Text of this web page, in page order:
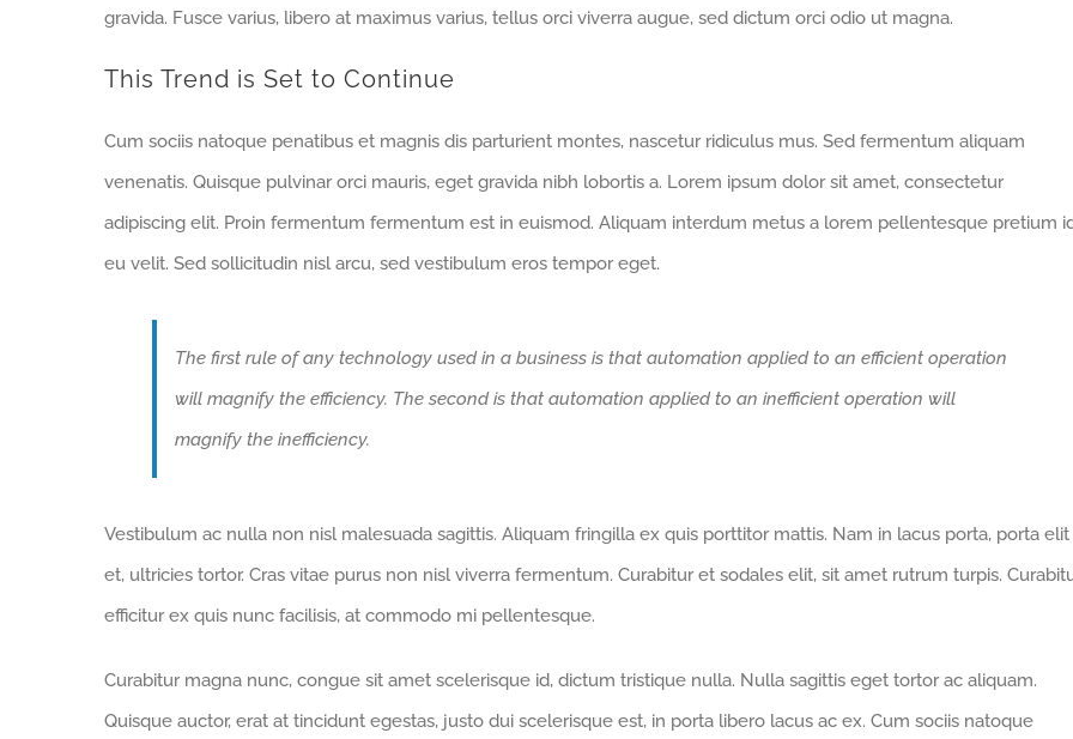
gravida. Fusce varius, libero at maximus varius, tellus orci viverra augue, sed dictum orci odio ut magna.
This Trend is Set to Continue
Cum sociis natoque penatibus et magnis dis parturient montes, nascetur ridiculus mus. Sed fermentum aliquam
venenatis. Quisque pulvinar orci mauris, eget gravida nibh lobortis a. Lorem ipsum dolor sit amet, consectetur
adipiscing elit. Proin fermentum fermentum est in euismod. Aliquam interdum metus a lorem pellentesque pretium
eu velit. Sed sollicitudin nisl arcu, sed vestibulum eros tempor eget.
The first rule of any technology used in a business is that automation applied to an efficient operation
will magnify the efficiency. The second is that automation applied to an inefficient operation will
magnify the inefficiency.
Vestibulum ac nulla non nisl malesuada sagittis. Aliquam fringilla ex quis porttitor mattis. Nam in lacus porta, porta elit
et, ultricies tortor. Cras vitae purus non nisl viverra fermentum. Curabitur et sodales elit, sit amet rutrum turpis.
efficitur ex quis nunc facilisis, at commodo mi pellentesque.
Curabitur magna nunc, congue sit amet scelerisque id, dictum tristique nulla. Nulla sagittis eget tortor ac aliquam.
Quisque auctor, erat at tincidunt egestas, justo dui scelerisque est, in porta libero lacus ac ex. Cum sociis natoque